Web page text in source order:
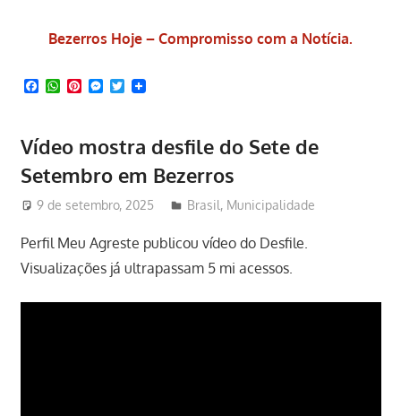
Bezerros Hoje – Compromisso com a Notícia.
Facebook
WhatsApp
Pinterest
Messenger
Twitter
Vídeo mostra desfile do Sete de
Setembro em Bezerros
9 de setembro, 2025 Redator
Brasil, Municipalidade
Perfil Meu Agreste publicou vídeo do Desfile.
Visualizações já ultrapassam 5 mi acessos.